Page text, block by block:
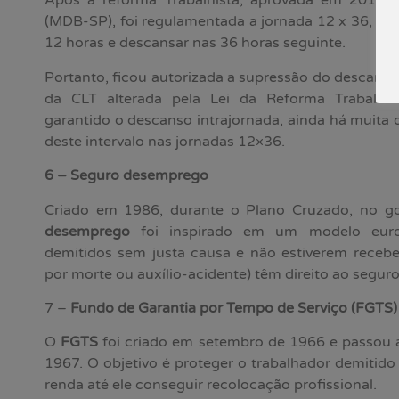
(MDB-SP), foi regulamentada a jornada 12 x 36,
12 horas e descansar nas 36 horas seguinte.
Portanto, ficou autorizada a supressão do
da CLT alterada pela Lei da Reforma
garantido o descanso intrajornada, ainda há muita
deste intervalo nas jornadas 12×36.
6 – Seguro desemprego
Criado em 1986, durante o Plano Cruzado, no
desemprego foi inspirado em um modelo
demitidos sem justa causa e não estiverem
por morte ou auxílio-acidente) têm direito ao
7 – Fundo de Garantia por Tempo de Serviço (FGTS)
O FGTS foi criado em setembro de 1966 e passou
1967. O objetivo é proteger o trabalhador
renda até ele conseguir recolocação profissional.